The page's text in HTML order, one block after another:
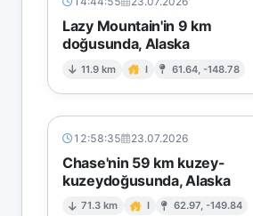
Lazy Mountain'in 9 km
doğusunda, Alaska
11.9 km I 61.64, -148.78
12:58:35 23.07.2026
Chase'nin 59 km kuzey-
kuzeydoğusunda, Alaska
71.3 km I 62.97, -149.84